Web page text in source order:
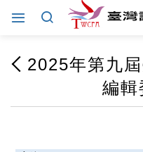
2025年第九
編輯